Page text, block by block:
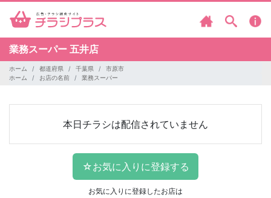
業務スーパー 五井店
ホーム 都道府県 千葉県
市原市
ホーム
お店の名前 業務スーパー
本日チラシは配信されていません
お気に入りに登録したお店は